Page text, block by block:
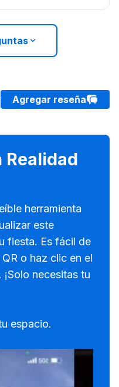
Agregar reseña
Realidad
herramienta
este
fiesta. Es fácil de
o haz clic en el
necesitas tu
espacio.